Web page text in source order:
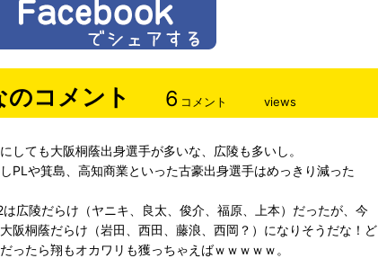
のコメント 6 コメント views
しても大阪桐蔭出身選手が多いな、広陵も多いし。
PLや箕島、高知商業といった古豪出身選手はめっきり減った
は広陵だらけ（ヤニキ、良太、俊介、福原、上本）だったが、今
阪桐蔭だらけ（岩田、西田、藤浪、西岡？）になりそうだな！ど
ったら翔もオカワリも獲っちゃえばｗｗｗｗｗ。